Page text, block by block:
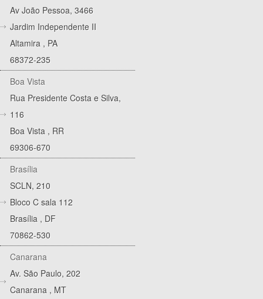
Av João Pessoa, 3466
Jardim Independente II
Altamira , PA
68372-235
Boa Vista
Rua Presidente Costa e Silva,
116
Boa Vista , RR
69306-670
Brasília
SCLN, 210
Bloco C sala 112
Brasília , DF
70862-530
Canarana
Av. São Paulo, 202
Canarana , MT